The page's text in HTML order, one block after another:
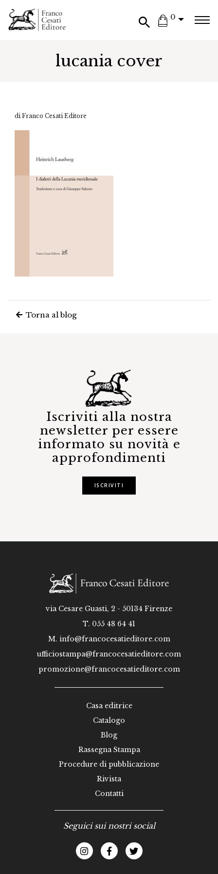
0
lucania cover
di Franco Cesati Editore
Torna al blog
Iscriviti alla nostra
newsletter per essere
informato su novità e
approfondimenti
ISCRIVITI
via Cesare Guasti, 2 - 50134 Firenze
T. 055 48 64 41
M. info@francocesatieditore.com
ufficiostampa@francocesatieditore.com
promozione@francocesatieditore.com
Casa editrice
Catalogo
Blog
Rassegna Stampa
Procedure di pubblicazione
Rivista
Contatti
Seguici sui nostri social